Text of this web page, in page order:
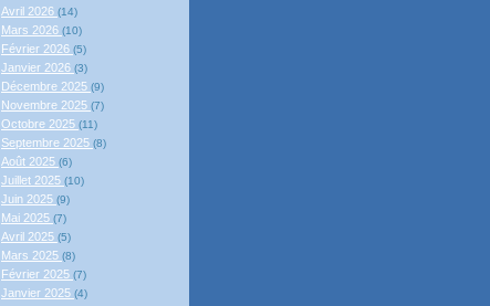
Avril 2026 (14)
Mars 2026 (10)
Février 2026 (5)
Janvier 2026 (3)
Décembre 2025 (9)
Novembre 2025 (7)
Octobre 2025 (11)
Septembre 2025 (8)
Août 2025 (6)
Juillet 2025 (10)
Juin 2025 (9)
Mai 2025 (7)
Avril 2025 (5)
Mars 2025 (8)
Février 2025 (7)
Janvier 2025 (4)